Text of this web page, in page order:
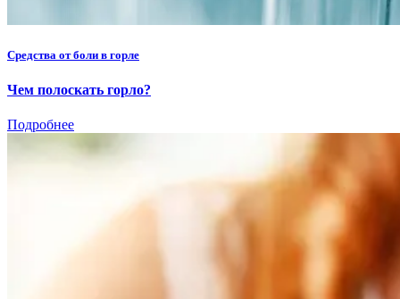
Средства от боли в горле
Чем полоскать горло?
Подробнее